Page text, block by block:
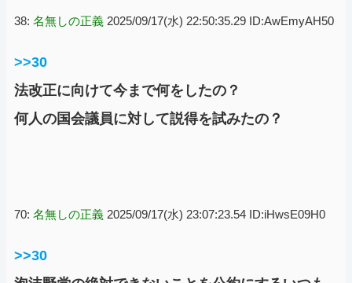
38: 名無しの正義 2025/09/17(水) 22:50:35.29 ID:AwEmyAH50
>>30
法改正に向けて今まで何をしたの？
何人の国会議員に対して説得を試みたの？
70: 名無しの正義 2025/09/17(水) 23:07:23.54 ID:iHwsE09H0
>>30